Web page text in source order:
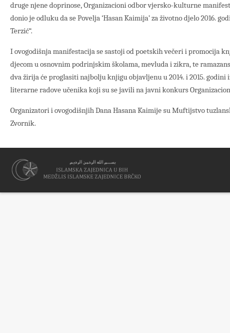
druge njene doprinose, Organizacioni odbor vjersko-kulturne
donio je odluku da se Povelja ‘Hasan Kaimija’ za životno djelo 2016.
Terzić“.
I ovogodišnja manifestacija se sastoji od poetskih večeri i promocija
djecom u osnovnim podrinjskim školama, mevluda i zikra, te
dva žirija će proglasiti najbolju knjigu objavljenu u 2014. i 2015.
literarne radove učenika koji su se javili na javni konkurs
Organizatori i ovogodišnjih Dana Hasana Kaimije su Muftijstvo
Zvornik.